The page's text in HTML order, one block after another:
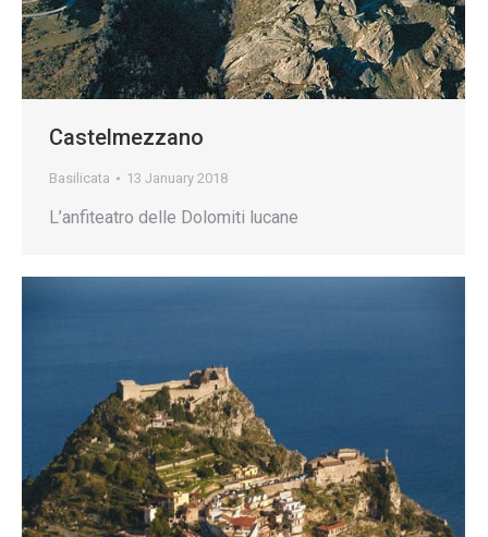
Castelmezzano
Basilicata 13 January 2018
L’anfiteatro delle Dolomiti lucane